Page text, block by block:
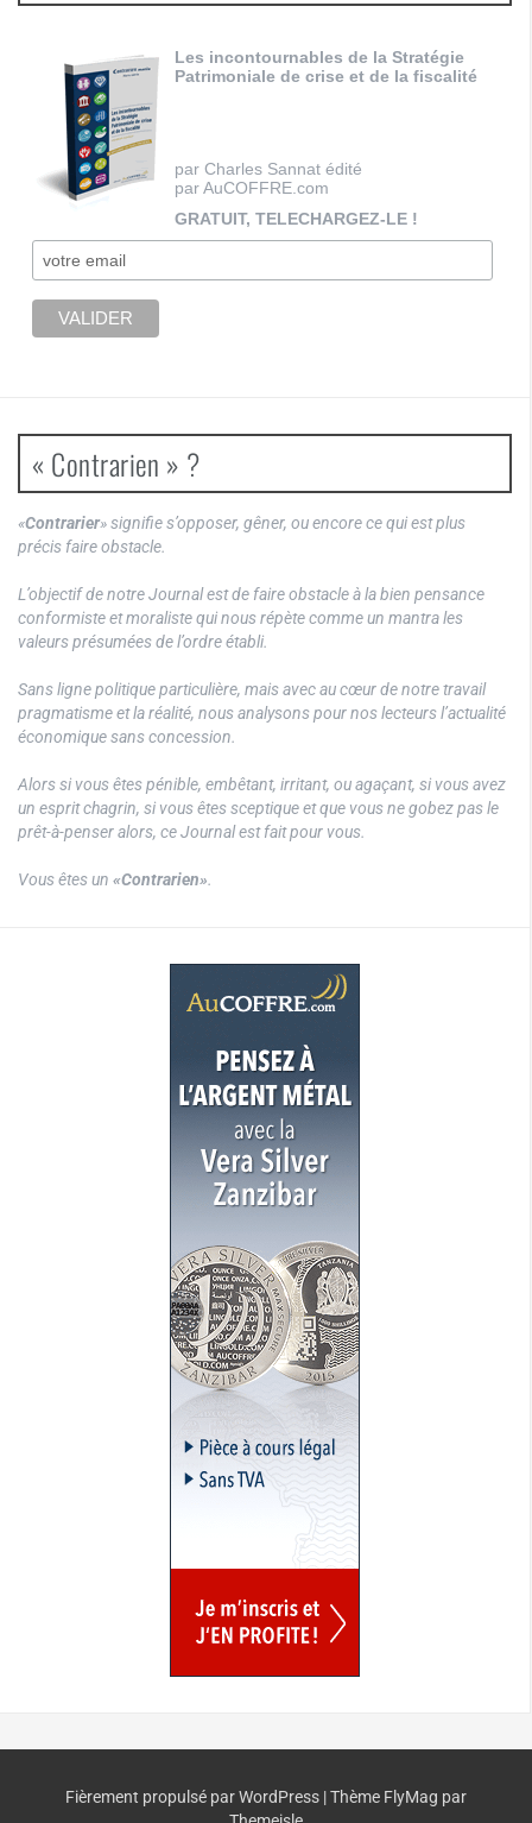
Les incontournables de la Stratégie
Patrimoniale de crise et de la fiscalité
par Charles Sannat édité
par AuCOFFRE.com
GRATUIT, TELECHARGEZ-LE !
« Contrarien » ?
«Contrarier» signifie s’opposer, gêner, ou encore ce qui est plus
précis faire obstacle.
L’objectif de notre Journal est de faire obstacle à la bien pensance
conformiste et moraliste qui nous répète comme un mantra les
valeurs présumées de l’ordre établi.
Sans ligne politique particulière, mais avec au cœur de notre travail
pragmatisme et la réalité, nous analysons pour nos lecteurs l’actualité
économique sans concession.
Alors si vous êtes pénible, embêtant, irritant, ou agaçant, si vous avez
un esprit chagrin, si vous êtes sceptique et que vous ne gobez pas le
prêt-à-penser alors, ce Journal est fait pour vous.
Vous êtes un «Contrarien».
Fièrement propulsé par WordPress |Thème FlyMag par